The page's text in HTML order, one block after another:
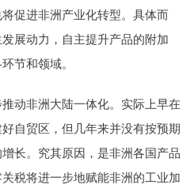
进非洲产业化转型。具体而
展动力，自主提升产品的附加
节和领域。
非洲大陆一体化。实际上早在
自贸区，但几年来并没有按预期
长。究其原因，是非洲各国产品
税将进一步地赋能非洲的工业加